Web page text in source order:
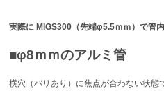
実際に MIGS300（先端φ5.5ｍｍ）で管内
■φ8ｍｍのアルミ管
横穴（バリあり）に焦点が合わない状態